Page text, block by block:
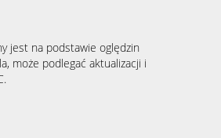
jest na podstawie oględzin
może podlegać aktualizacji i